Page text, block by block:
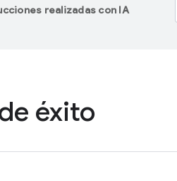
realizadas con IA
éxito